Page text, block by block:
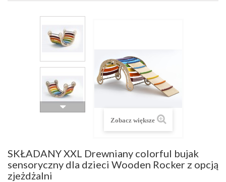
Zobacz większe
SKŁADANY XXL Drewniany colorful bujak
sensoryczny dla dzieci Wooden Rocker z opcją
zjeżdżalni